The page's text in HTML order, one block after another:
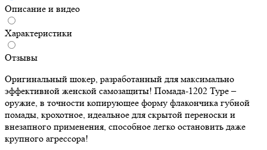
Описание и видео
Характеристики
Отзывы
Оригинальный шокер, разработанный для максимально
эффективной женской самозащиты! Помада-1202 Type –
оружие, в точности копирующее форму флакончика губной
помады, крохотное, идеальное для скрытой переноски и
внезапного применения, способное легко остановить даже
крупного агрессора!